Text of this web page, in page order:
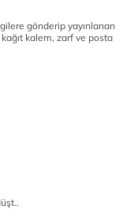
gönderip yayınlanan
kalem, zarf ve posta